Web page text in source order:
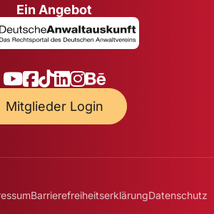
Ein Angebot
Mitglieder Login
BarrierefreiheitserklärungDatenschutz